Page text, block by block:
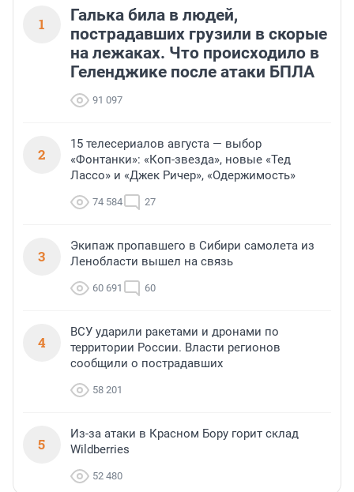
1
Галька била в людей,
пострадавших грузили в скорые
на лежаках. Что происходило в
Геленджике после атаки БПЛА
91 097
2
15 телесериалов августа — выбор
«Фонтанки»: «Коп-звезда», новые «Тед
Лассо» и «Джек Ричер», «Одержимость»
74 584 27
3
Экипаж пропавшего в Сибири самолета из
Ленобласти вышел на связь
60 691 60
4
ВСУ ударили ракетами и дронами по
территории России. Власти регионов
сообщили о пострадавших
58 201
5
Из-за атаки в Красном Бору горит склад
Wildberries
52 480